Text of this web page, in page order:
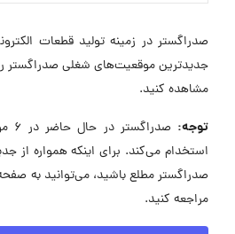
صدراگستر در زمینه تولید قطعات
جدیدترین موقعیت‌های شغلی صدراگستر
مشاهده کنید.
توجه:
استخدام می‌کند. برای اینکه همواره از
صدراگستر مطلع باشید، می‌توانید به
مراجعه کنید.